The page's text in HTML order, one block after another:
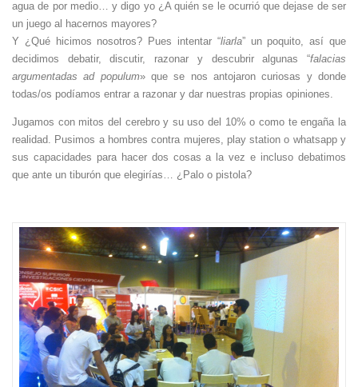
agua de por medio… y digo yo ¿A quién se le ocurrió que dejase de ser
un juego al hacernos mayores?
Y ¿Qué hicimos nosotros? Pues intentar “liarla” un poquito, así que
decidimos debatir, discutir, razonar y descubrir algunas “falacias
argumentadas ad populum» que se nos antojaron curiosas y donde
todas/os podíamos entrar a razonar y dar nuestras propias opiniones.
Jugamos con mitos del cerebro y su uso del 10% o como te engaña la
realidad. Pusimos a hombres contra mujeres, play station o whatsapp y
sus capacidades para hacer dos cosas a la vez e incluso debatimos
que ante un tiburón que elegirías… ¿Palo o pistola?